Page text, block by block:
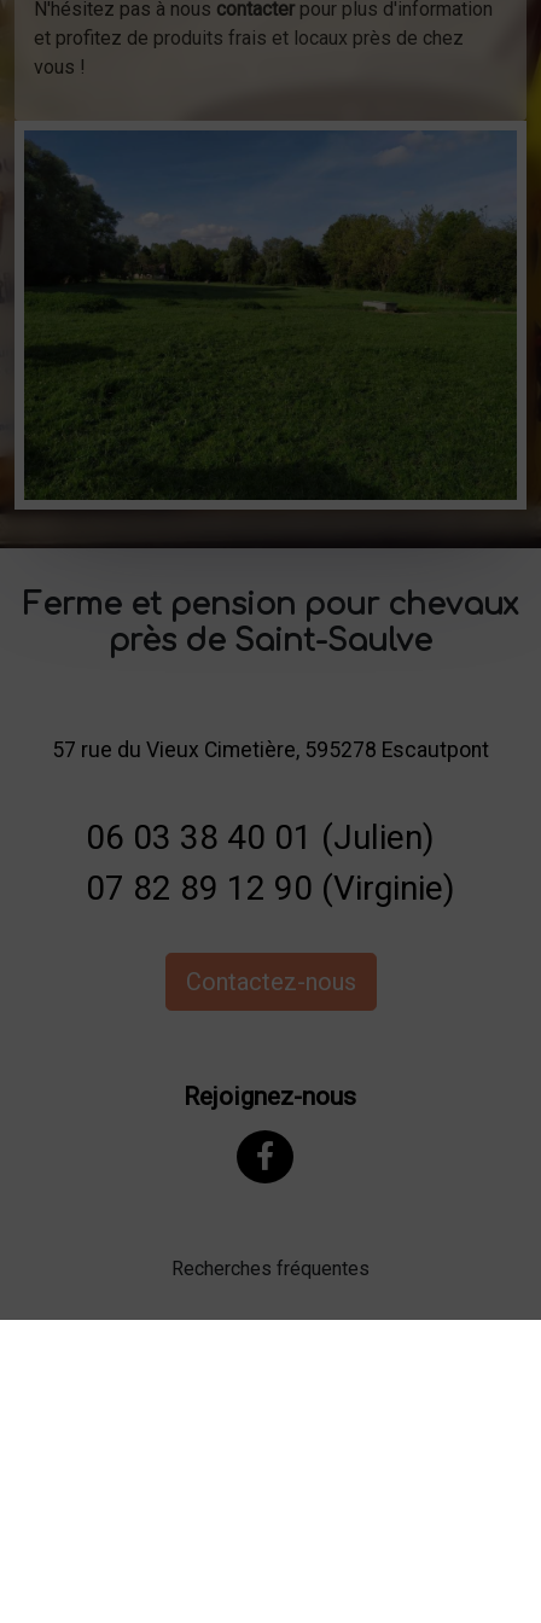
N'hésitez pas à nous contacterpour plus d'information
et profitez de produits frais et locaux près de chez
vous !
Ferme et pension pour chevaux
près de Saint-Saulve
57 rue du Vieux Cimetière, 595278 Escautpont
06 03 38 40 01 (Julien)
07 82 89 12 90 (Virginie)
Contactez-nous
Rejoignez-nous
Recherches fréquentes